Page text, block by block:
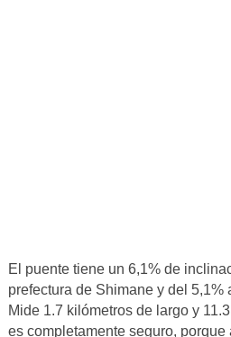
El puente tiene un 6,1% de
prefectura de Shimane y del 5,1%
Mide 1.7 kilómetros de largo y
es completamente seguro,